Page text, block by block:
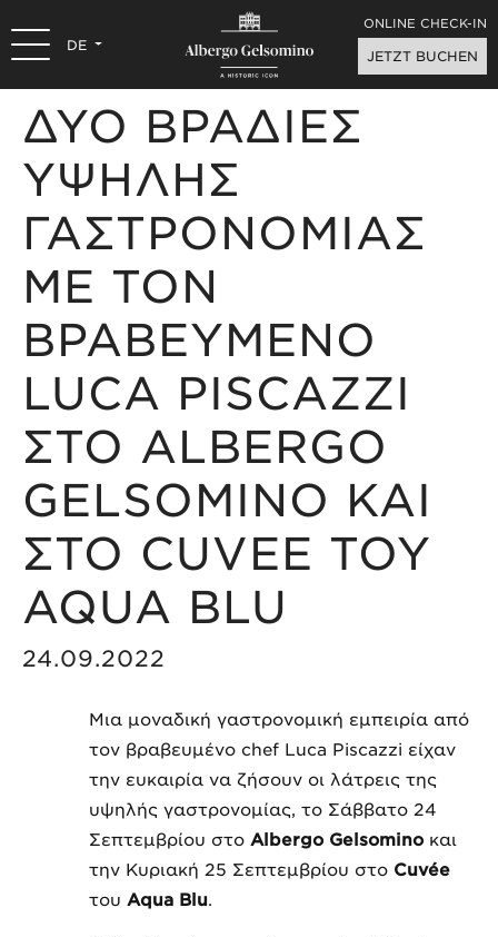
DE
ONLINE CHECK-IN
JETZT BUCHEN
ΔΥΟ ΒΡΑΔΙΕΣ
ΥΨΗΛΗΣ
ΓΑΣΤΡΟΝΟΜΙΑΣ
ΜΕ ΤΟΝ
ΒΡΑΒΕΥΜΕΝΟ
LUCA PISCAZZI
ΣΤΟ ALBERGO
GELSOMINO ΚΑΙ
ΣΤΟ CUVEE TOY
AQUA BLU
24.09.2022
Μια μοναδική γαστρονομική εμπειρία από
τον βραβευμένο chef Luca Piscazzi είχαν
την ευκαιρία να ζήσουν οι λάτρεις της
υψηλής γαστρονομίας, το Σάββατο 24
Σεπτεμβρίου στο Albergo Gelsominoκαι
την Κυριακή 25 Σεπτεμβρίου στο Cuvée
του Aqua Blu.